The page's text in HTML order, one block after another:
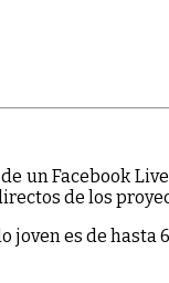
un Facebook
de los
es de hasta